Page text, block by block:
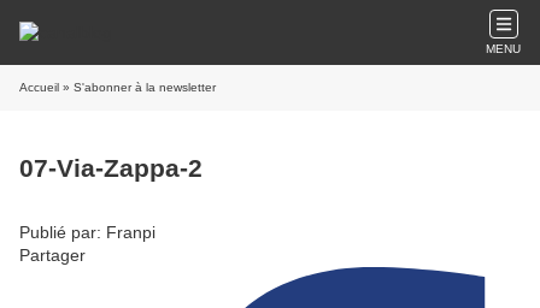
MENU
Accueil » S'abonner à la newsletter
07-Via-Zappa-2
Publié par: Franpi
Partager